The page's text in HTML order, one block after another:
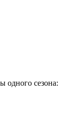
одного сезона: